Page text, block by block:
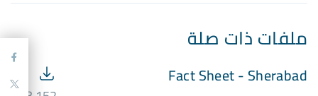
ملفات ذات صلة
Fact Sheet - Sherabad